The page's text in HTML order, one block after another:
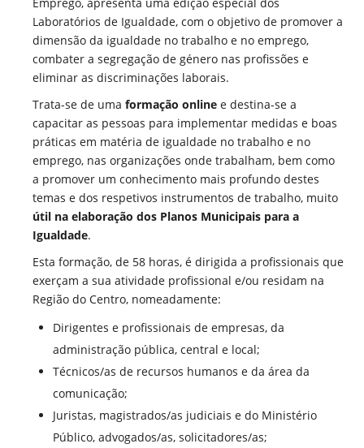
Laboratórios de Igualdade, com o objetivo de promover a
dimensão da igualdade no trabalho e no emprego,
combater a segregação de género nas profissões e
eliminar as discriminações laborais.
Trata-se de uma formação online e destina-se a
capacitar as pessoas para implementar medidas e boas
práticas em matéria de igualdade no trabalho e no
emprego, nas organizações onde trabalham, bem como
a promover um conhecimento mais profundo destes
temas e dos respetivos instrumentos de trabalho, muito
útil na elaboração dos Planos Municipais para a
Igualdade.
Esta formação, de 58 horas, é dirigida a profissionais que
exerçam a sua atividade profissional e/ou residam na
Região do Centro, nomeadamente:
Dirigentes e profissionais de empresas, da
administração pública, central e local;
Técnicos/as de recursos humanos e da área da
comunicação;
Juristas, magistrados/as judiciais e do Ministério
Público, advogados/as, solicitadores/as;